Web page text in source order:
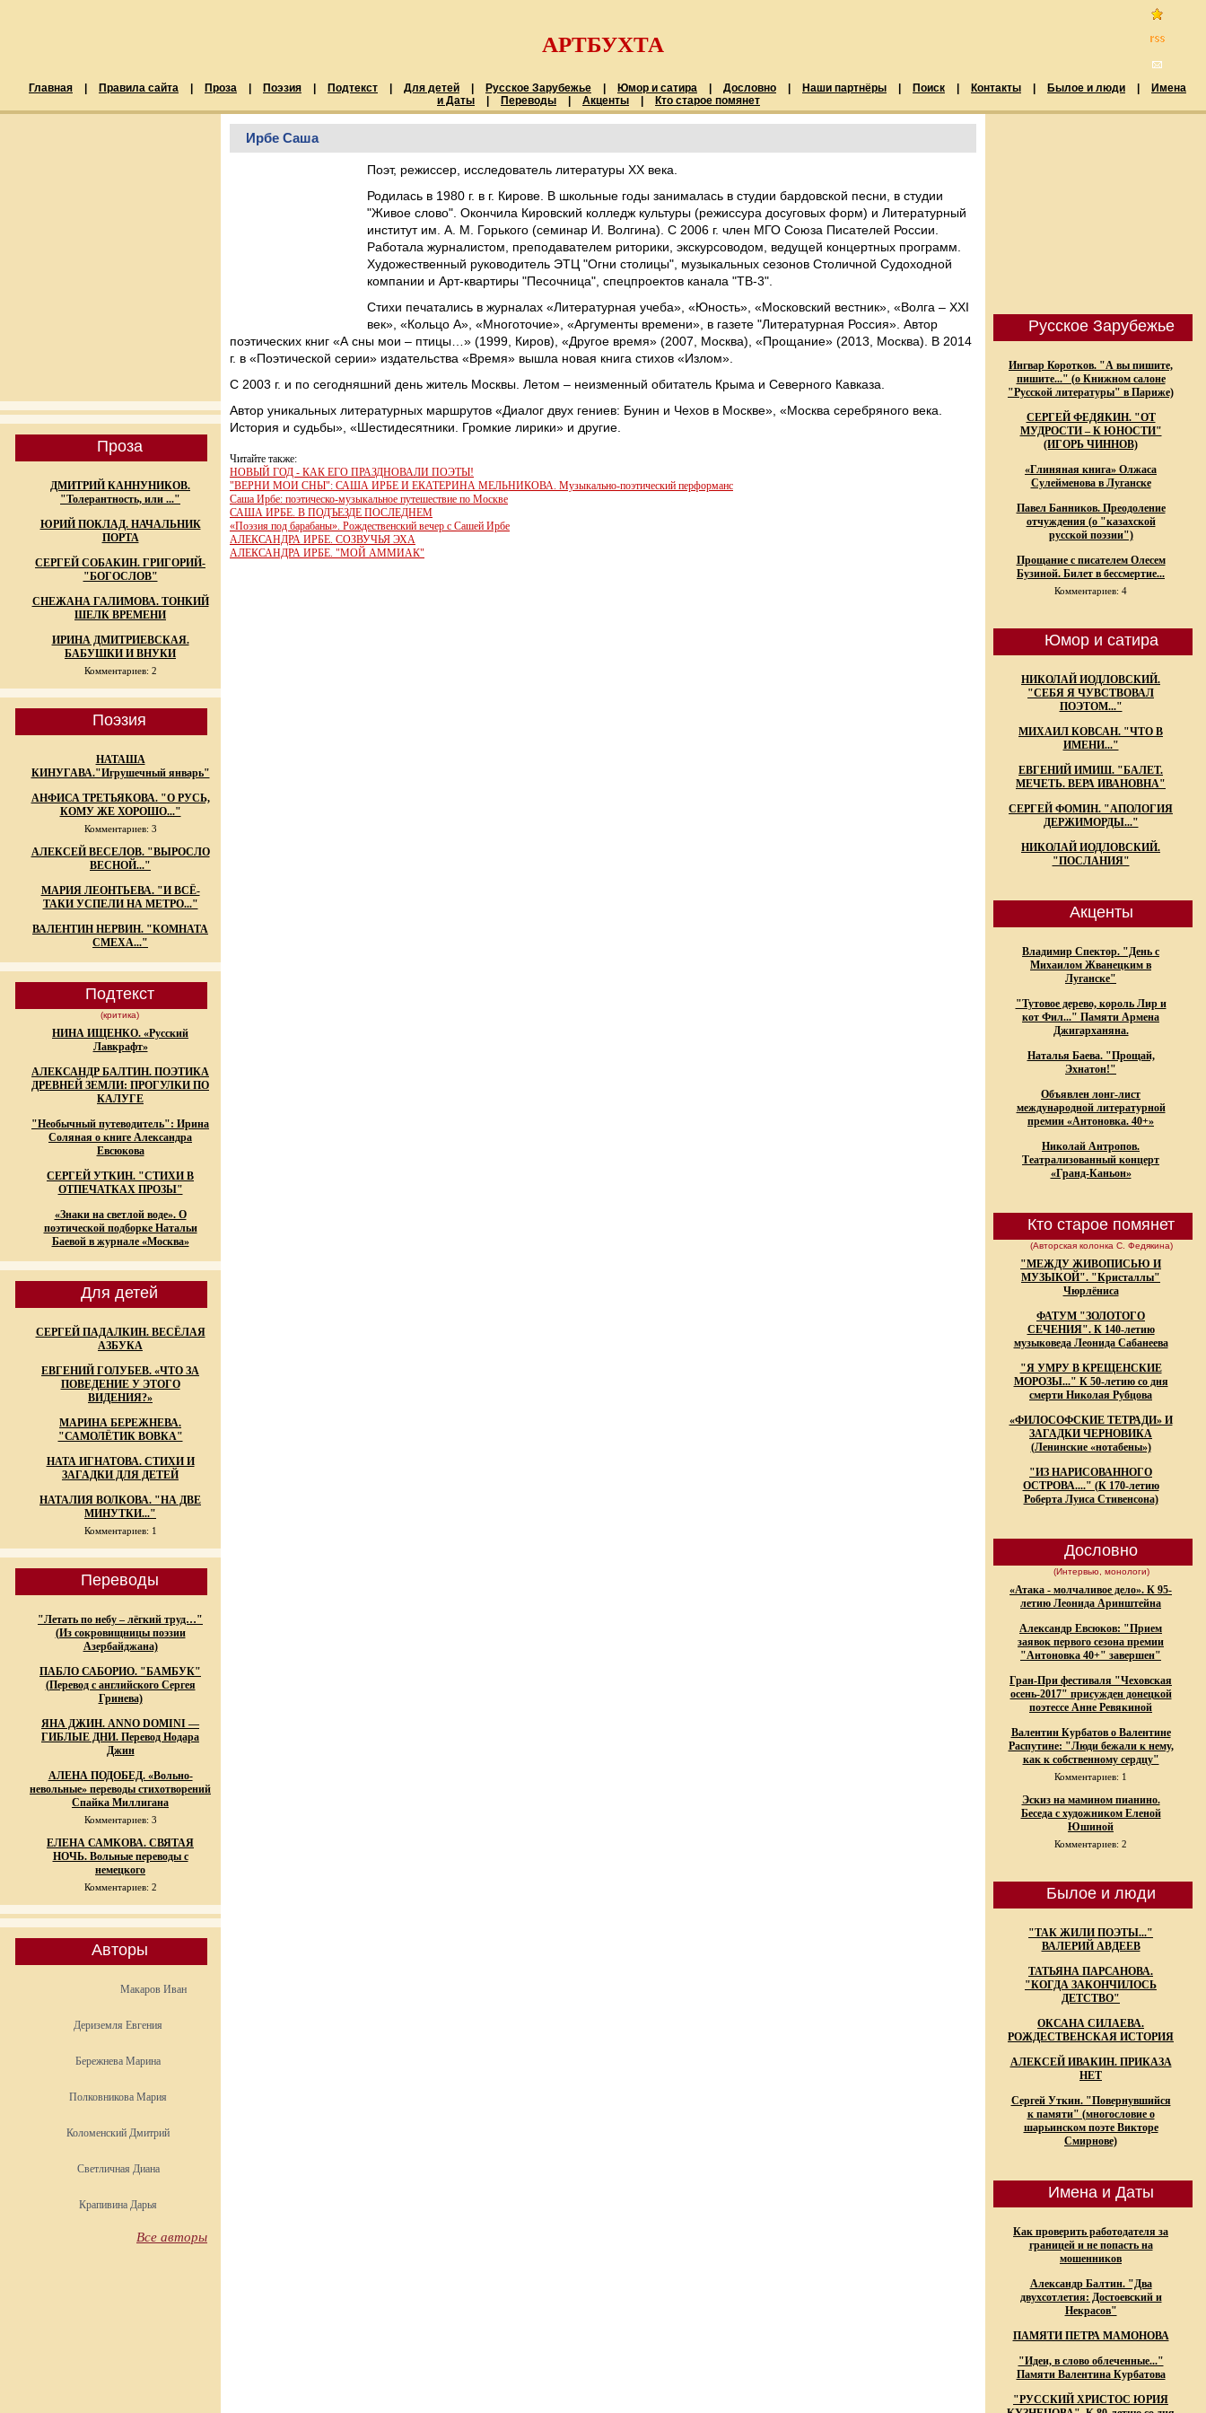
АРТБУХТА
Главная Правила сайта Проза Поэзия Подтекст Для детей Русское Зарубежье Юмор и сатира Дословно Наши партнёры Поиск Контакты Былое и люди
Имена
и Даты
Переводы Акценты Кто старое помянет
Проза
ДМИТРИЙ КАННУНИКОВ.
"Толерантность, или ..."
ЮРИЙ ПОКЛАД. НАЧАЛЬНИК
ПОРТА
СЕРГЕЙ СОБАКИН. ГРИГОРИЙ-
"БОГОСЛОВ"
СНЕЖАНА ГАЛИМОВА. ТОНКИЙ
ШЕЛК ВРЕМЕНИ
ИРИНА ДМИТРИЕВСКАЯ.
БАБУШКИ И ВНУКИ
Комментариев: 2
Поэзия
НАТАША
КИНУГАВА."Игрушечный январь"
АНФИСА ТРЕТЬЯКОВА. "О РУСЬ,
КОМУ ЖЕ ХОРОШО..."
Комментариев: 3
АЛЕКСЕЙ ВЕСЕЛОВ. "ВЫРОСЛО
ВЕСНОЙ..."
МАРИЯ ЛЕОНТЬЕВА. "И ВСЁ-
ТАКИ УСПЕЛИ НА МЕТРО..."
ВАЛЕНТИН НЕРВИН. "КОМНАТА
СМЕХА..."
Подтекст
(критика)
НИНА ИЩЕНКО. «Русский
Лавкрафт»
АЛЕКСАНДР БАЛТИН. ПОЭТИКА
ДРЕВНЕЙ ЗЕМЛИ: ПРОГУЛКИ ПО
КАЛУГЕ
"Необычный путеводитель": Ирина
Соляная о книге Александра
Евсюкова
СЕРГЕЙ УТКИН. "СТИХИ В
ОТПЕЧАТКАХ ПРОЗЫ"
«Знаки на светлой воде». О
поэтической подборке Натальи
Баевой в журнале «Москва»
Для детей
СЕРГЕЙ ПАДАЛКИН. ВЕСЁЛАЯ
АЗБУКА
ЕВГЕНИЙ ГОЛУБЕВ. «ЧТО ЗА
ПОВЕДЕНИЕ У ЭТОГО
ВИДЕНИЯ?»
МАРИНА БЕРЕЖНЕВА.
"САМОЛЁТИК ВОВКА"
НАТА ИГНАТОВА. СТИХИ И
ЗАГАДКИ ДЛЯ ДЕТЕЙ
НАТАЛИЯ ВОЛКОВА. "НА ДВЕ
МИНУТКИ..."
Комментариев: 1
Переводы
"Летать по небу – лёгкий труд…"
(Из сокровищницы поэзии
Азербайджана)
ПАБЛО САБОРИО. "БАМБУК"
(Перевод с английского Сергея
Гринева)
ЯНА ДЖИН. ANNO DOMINI —
ГИБЛЫЕ ДНИ. Перевод Нодара
Джин
АЛЕНА ПОДОБЕД. «Вольно-
невольные» переводы стихотворений
Спайка Миллигана
Комментариев: 3
ЕЛЕНА САМКОВА. СВЯТАЯ
НОЧЬ. Вольные переводы с
немецкого
Комментариев: 2
Авторы
Макаров Иван
Дериземля Евгения
Бережнева Марина
Полковникова Мария
Коломенский Дмитрий
Светличная Диана
Крапивина Дарья
Все авторы
Ирбе Саша
Поэт, режиссер, исследователь литературы XX века.
Родилась в 1980 г. в г. Кирове. В школьные годы занималась в студии бардовской песни, в студии
"Живое слово". Окончила Кировский колледж культуры (режиссура досуговых форм) и Литературный
институт им. А. М. Горького (семинар И. Волгина). С 2006 г. член МГО Союза Писателей России.
Работала журналистом, преподавателем риторики, экскурсоводом, ведущей концертных программ.
Художественный руководитель ЭТЦ "Огни столицы", музыкальных сезонов Столичной Судоходной
компании и Арт-квартиры "Песочница", спецпроектов канала "ТВ-3".
Стихи печатались в журналах «Литературная учеба», «Юность», «Московский вестник», «Волга – XXI
век», «Кольцо А», «Многоточие», «Аргументы времени», в газете "Литературная Россия». Автор
поэтических книг «А сны мои – птицы…» (1999, Киров), «Другое время» (2007, Москва), «Прощание» (2013, Москва). В 2014
г. в «Поэтической серии» издательства «Время» вышла новая книга стихов «Излом».
С 2003 г. и по сегодняшний день житель Москвы. Летом – неизменный обитатель Крыма и Северного Кавказа.
Автор уникальных литературных маршрутов «Диалог двух гениев: Бунин и Чехов в Москве», «Москва серебряного века.
История и судьбы», «Шестидесятники. Громкие лирики» и другие.
Читайте также:
НОВЫЙ ГОД - КАК ЕГО ПРАЗДНОВАЛИ ПОЭТЫ!
"ВЕРНИ МОИ СНЫ": САША ИРБЕ И ЕКАТЕРИНА МЕЛЬНИКОВА. Музыкально-поэтический перформанс
Саша Ирбе: поэтическо-музыкальное путешествие по Москве
САША ИРБЕ. В ПОДЪЕЗДЕ ПОСЛЕДНЕМ
«Поэзия под барабаны». Рождественский вечер с Сашей Ирбе
АЛЕКСАНДРА ИРБЕ. СОЗВУЧЬЯ ЭХА
АЛЕКСАНДРА ИРБЕ. "МОЙ АММИАК"
Русское Зарубежье
Ингвар Коротков. "А вы пишите,
пишите..." (о Книжном салоне
"Русской литературы" в Париже)
СЕРГЕЙ ФЕДЯКИН. "ОТ
МУДРОСТИ – К ЮНОСТИ"
(ИГОРЬ ЧИННОВ)
«Глиняная книга» Олжаса
Сулейменова в Луганске
Павел Банников. Преодоление
отчуждения (о "казахской
русской поэзии")
Прощание с писателем Олесем
Бузиной. Билет в бессмертие...
Комментариев: 4
Юмор и сатира
НИКОЛАЙ ИОДЛОВСКИЙ.
"СЕБЯ Я ЧУВСТВОВАЛ
ПОЭТОМ..."
МИХАИЛ КОВСАН. "ЧТО В
ИМЕНИ..."
ЕВГЕНИЙ ИМИШ. "БАЛЕТ.
МЕЧЕТЬ. ВЕРА ИВАНОВНА"
СЕРГЕЙ ФОМИН. "АПОЛОГИЯ
ДЕРЖИМОРДЫ..."
НИКОЛАЙ ИОДЛОВСКИЙ.
"ПОСЛАНИЯ"
Акценты
Владимир Спектор. "День с
Михаилом Жванецким в
Луганске"
"Тутовое дерево, король Лир и
кот Фил..." Памяти Армена
Джигарханяна.
Наталья Баева. "Прощай,
Эхнатон!"
Объявлен лонг-лист
международной литературной
премии «Антоновка. 40+»
Николай Антропов.
Театрализованный концерт
«Гранд-Каньон»
Кто старое помянет
(Авторская колонка С. Федякина)
"МЕЖДУ ЖИВОПИСЬЮ И
МУЗЫКОЙ". "Кристаллы"
Чюрлёниса
ФАТУМ "ЗОЛОТОГО
СЕЧЕНИЯ". К 140-летию
музыковеда Леонида Сабанеева
"Я УМРУ В КРЕЩЕНСКИЕ
МОРОЗЫ..." К 50-летию со дня
смерти Николая Рубцова
«ФИЛОСОФСКИЕ ТЕТРАДИ» И
ЗАГАДКИ ЧЕРНОВИКА
(Ленинские «нотабены»)
"ИЗ НАРИСОВАННОГО
ОСТРОВА...." (К 170-летию
Роберта Луиса Стивенсона)
Дословно
(Интервью, монологи)
«Атака - молчаливое дело». К 95-
летию Леонида Аринштейна
Александр Евсюков: "Прием
заявок первого сезона премии
"Антоновка 40+" завершен"
Гран-При фестиваля "Чеховская
осень-2017" присужден донецкой
поэтессе Анне Ревякиной
Валентин Курбатов о Валентине
Распутине: "Люди бежали к нему,
как к собственному сердцу"
Комментариев: 1
Эскиз на мамином пианино.
Беседа с художником Еленой
Юшиной
Комментариев: 2
Былое и люди
"ТАК ЖИЛИ ПОЭТЫ..."
ВАЛЕРИЙ АВДЕЕВ
ТАТЬЯНА ПАРСАНОВА.
"КОГДА ЗАКОНЧИЛОСЬ
ДЕТСТВО"
ОКСАНА СИЛАЕВА.
РОЖДЕСТВЕНСКАЯ ИСТОРИЯ
АЛЕКСЕЙ ИВАКИН. ПРИКАЗА
НЕТ
Сергей Уткин. "Повернувшийся
к памяти" (многословие о
шарьинском поэте Викторе
Смирнове)
Имена и Даты
Как проверить работодателя за
границей и не попасть на
мошенников
Александр Балтин. "Два
двухсотлетия: Достоевский и
Некрасов"
ПАМЯТИ ПЕТРА МАМОНОВА
"Идеи, в слово облеченные..."
Памяти Валентина Курбатова
"РУССКИЙ ХРИСТОС ЮРИЯ